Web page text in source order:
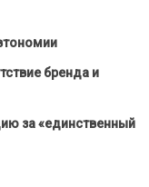
бренда и
за «единственный